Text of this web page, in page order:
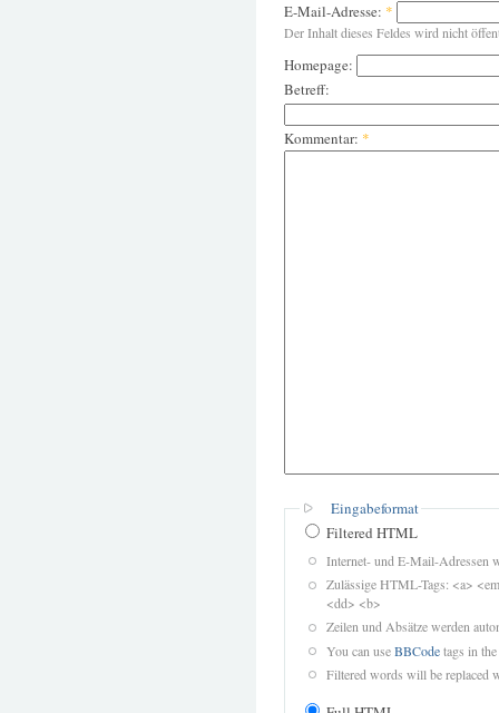
E-Mail-Adresse: *
Der Inhalt dieses Feldes wird nicht
Homepage:
Betreff:
Kommentar: *
Eingabeformat
Filtered HTML
Internet- und E-Mail-Adressen
Zulässige HTML-Tags: <a>
<dd> <b>
Zeilen und Absätze werden
You can useBBCodetags in
Filtered words will be replaced